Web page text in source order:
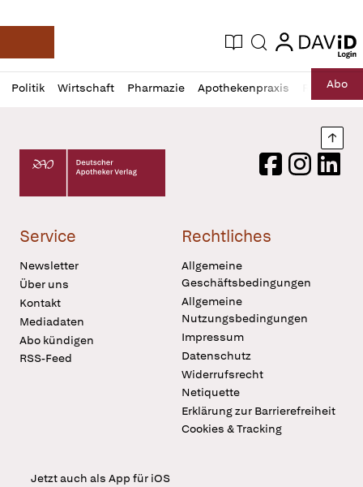
Deutsche Apotheker Zeitung
Aktuelle Ausgabe
Suche login
login
Politik Wirtschaft Pharmazie Apothekenpraxis RechtAbo
Profil
öffnen
Daz
Pur
Deutscher Apotheker Verlag Logo
FacebookInstagram
Service
Newsletter
Über uns
Kontakt
Mediadaten
Abo kündigen
RSS-Feed
Rechtliches
Allgemeine
Geschäftsbedingungen
Allgemeine
Nutzungsbedingungen
Impressum
Datenschutz
Widerrufsrecht
Netiquette
Erklärung zur Barrierefreiheit
Cookies & Tracking
Jetzt auch als App für iOS